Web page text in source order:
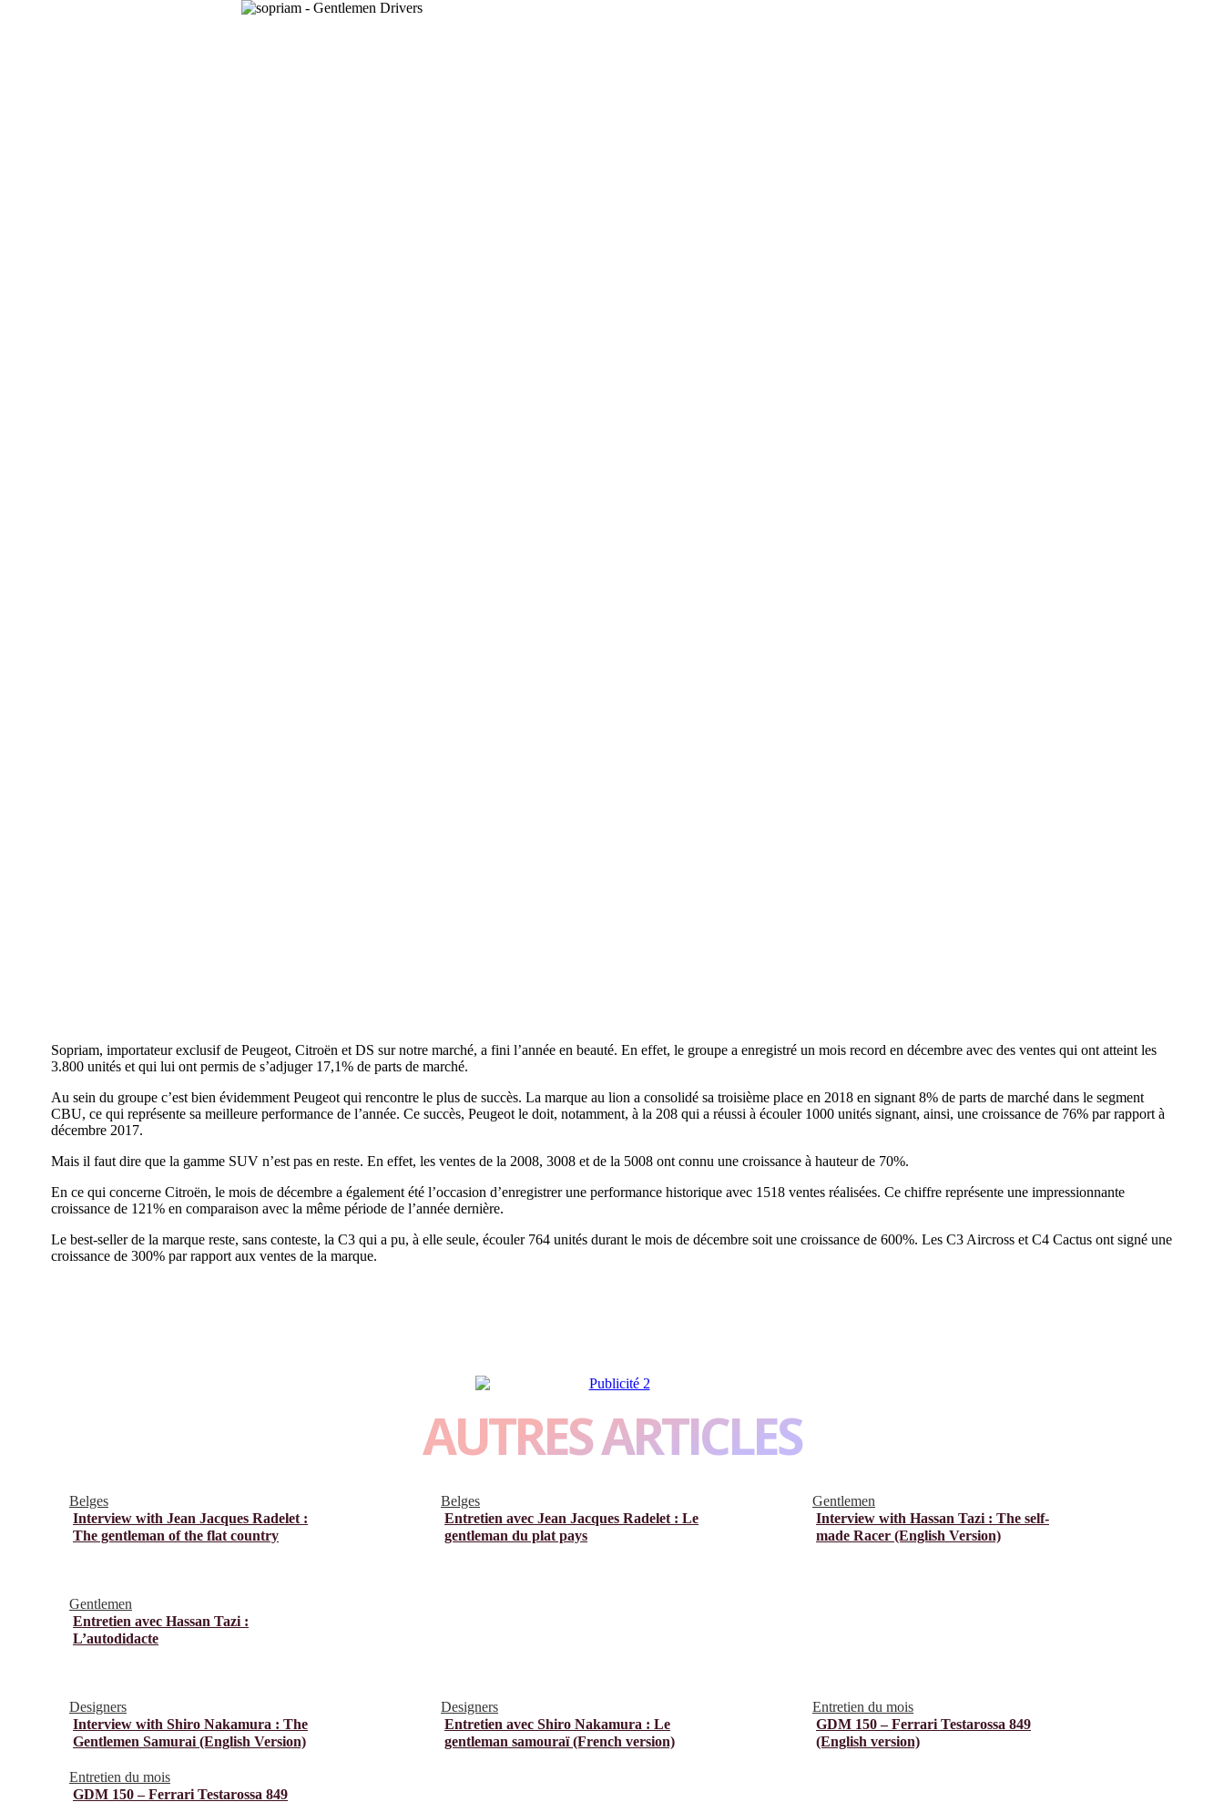
Sopriam, importateur exclusif de Peugeot, Citroën et DS sur notre marché, a fini l’année en beauté. En effet, le groupe a enregistré un mois record en décembre avec des ventes qui ont atteint les
3.800 unités et qui lui ont permis de s’adjuger 17,1% de parts de marché.
Au sein du groupe c’est bien évidemment Peugeot qui rencontre le plus de succès. La marque au lion a consolidé sa troisième place en 2018 en signant 8% de parts de marché dans le segment
CBU, ce qui représente sa meilleure performance de l’année. Ce succès, Peugeot le doit, notamment, à la 208 qui a réussi à écouler 1000 unités signant, ainsi, une croissance de 76% par rapport à
décembre 2017.
Mais il faut dire que la gamme SUV n’est pas en reste. En effet, les ventes de la 2008, 3008 et de la 5008 ont connu une croissance à hauteur de 70%.
En ce qui concerne Citroën, le mois de décembre a également été l’occasion d’enregistrer une performance historique avec 1518 ventes réalisées. Ce chiffre représente une impressionnante
croissance de 121% en comparaison avec la même période de l’année dernière.
Le best-seller de la marque reste, sans conteste, la C3 qui a pu, à elle seule, écouler 764 unités durant le mois de décembre soit une croissance de 600%. Les C3 Aircross et C4 Cactus ont signé une
croissance de 300% par rapport aux ventes de la marque.
AUTRES ARTICLES
Belges
Interview with Jean Jacques Radelet :
The gentleman of the flat country
Belges
Entretien avec Jean Jacques Radelet : Le
gentleman du plat pays
Gentlemen
Interview with Hassan Tazi : The self-
made Racer (English Version)
Gentlemen
Entretien avec Hassan Tazi :
L’autodidacte
Designers
Interview with Shiro Nakamura : The
Gentlemen Samurai (English Version)
Designers
Entretien avec Shiro Nakamura : Le
gentleman samouraï (French version)
Entretien du mois
GDM 150 – Ferrari Testarossa 849
(English version)
Entretien du mois
GDM 150 – Ferrari Testarossa 849